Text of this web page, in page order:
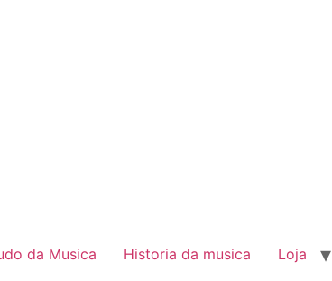
da Musica Historia da musica Loja